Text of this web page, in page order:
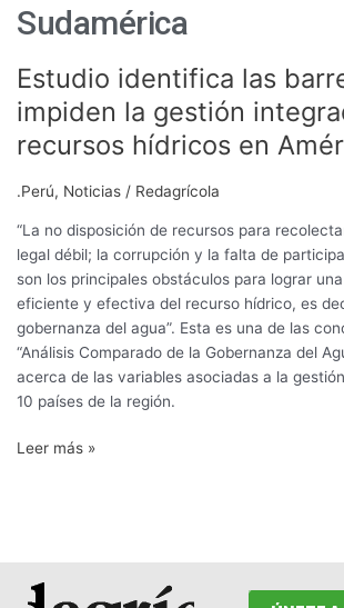
Sudamérica
Estudio identifica las
impiden la gestión
recursos hídricos en
.Perú, Noticias / Redagrícola
“La no disposición de recursos para
legal débil; la corrupción y la falta de
son los principales obstáculos para lograr
eficiente y efectiva del recurso hídrico, es
gobernanza del agua”. Esta es una de las
“Análisis Comparado de la Gobernanza del
acerca de las variables asociadas a la
10 países de la región.
Estudio
identifica
las
barreras
impiden
la
gestión
integrada
de
recursos
en
América
del
Leer más »